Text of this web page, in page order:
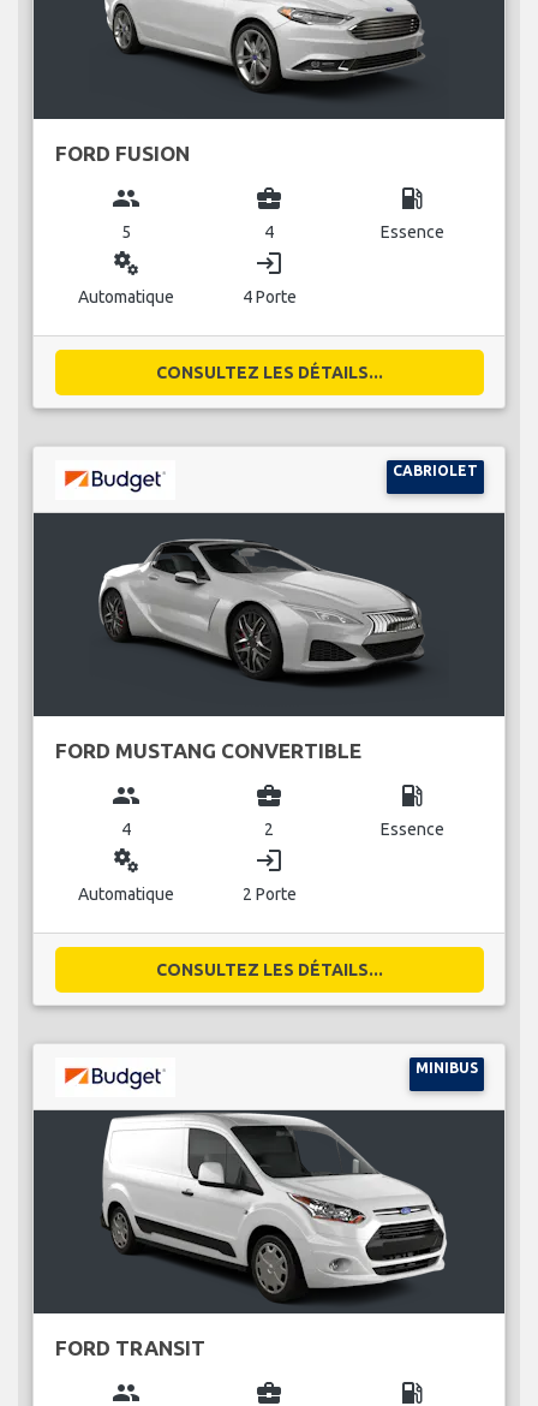
FORD FUSION
group
5
business_center
4
local_gas_station
Essence
miscellaneous_services
Automatique
login
4 Porte
CONSULTEZ LES DÉTAILS...
CABRIOLET
FORD MUSTANG CONVERTIBLE
group
4
business_center
2
local_gas_station
Essence
miscellaneous_services
Automatique
login
2 Porte
CONSULTEZ LES DÉTAILS...
MINIBUS
FORD TRANSIT
group business_center local_gas_station